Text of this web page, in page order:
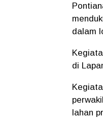
dalam
di
lahan